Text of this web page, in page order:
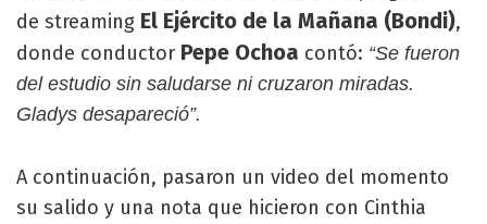
de streaming El Ejército de la Mañana (Bondi),
donde conductor Pepe Ochoa contó: “Se fueron
del estudio sin saludarse ni cruzaron miradas.
Gladys desapareció”.
A continuación, pasaron un video del momento
su salido y una nota que hicieron con Cinthia